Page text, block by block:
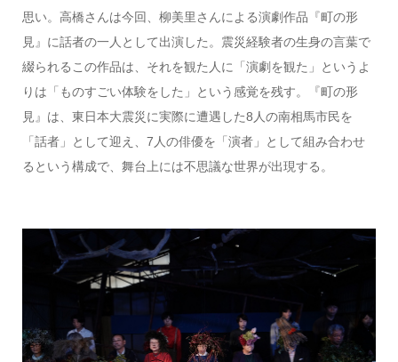
思い。高橋さんは今回、柳美里さんによる演劇作品『町の形
見』に話者の一人として出演した。震災経験者の生身の言葉で
綴られるこの作品は、それを観た人に「演劇を観た」というよ
りは「ものすごい体験をした」という感覚を残す。『町の形
見』は、東日本大震災に実際に遭遇した8人の南相馬市民を
「話者」として迎え、7人の俳優を「演者」として組み合わせ
るという構成で、舞台上には不思議な世界が出現する。